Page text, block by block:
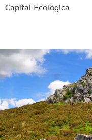
Capital Ecológica